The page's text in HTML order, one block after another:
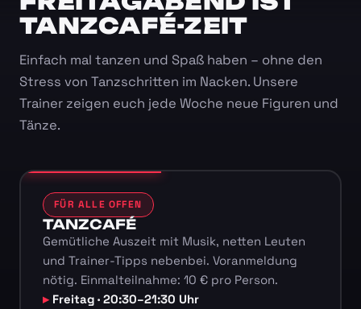
TANZCAFÉ-ZEIT
Einfach mal tanzen und Spaß haben – ohne den
Stress von Tanzschritten im Nacken. Unsere
Trainer zeigen euch jede Woche neue Figuren und
Tänze.
FÜR ALLE OFFEN
TANZCAFÉ
Gemütliche Auszeit mit Musik, netten Leuten
und Trainer-Tipps nebenbei. Voranmeldung
nötig. Einmalteilnahme: 10 € pro Person.
Freitag · 20:30–21:30 Uhr